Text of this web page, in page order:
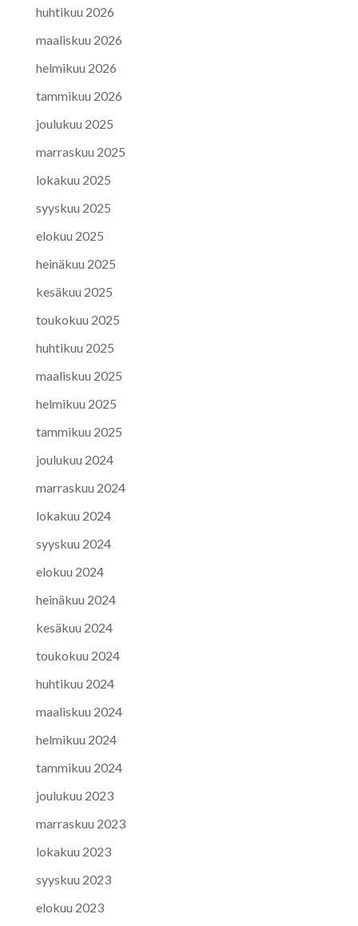
huhtikuu 2026
maaliskuu 2026
helmikuu 2026
tammikuu 2026
joulukuu 2025
marraskuu 2025
lokakuu 2025
syyskuu 2025
elokuu 2025
heinäkuu 2025
kesäkuu 2025
toukokuu 2025
huhtikuu 2025
maaliskuu 2025
helmikuu 2025
tammikuu 2025
joulukuu 2024
marraskuu 2024
lokakuu 2024
syyskuu 2024
elokuu 2024
heinäkuu 2024
kesäkuu 2024
toukokuu 2024
huhtikuu 2024
maaliskuu 2024
helmikuu 2024
tammikuu 2024
joulukuu 2023
marraskuu 2023
lokakuu 2023
syyskuu 2023
elokuu 2023